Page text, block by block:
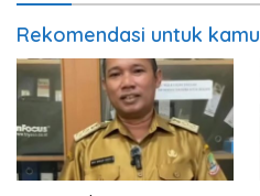
Rekomendasi untuk kamu